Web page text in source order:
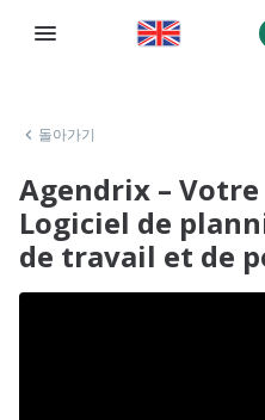
돌아가기
Agendrix –
Logiciel de
de travail et de